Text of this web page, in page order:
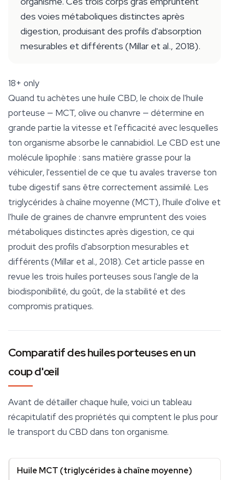
des voies métaboliques distinctes après
digestion, produisant des profils d'absorption
mesurables et différents (Millar et al., 2018).
18+ only
Quand tu achètes une huile CBD, le choix de l'huile
porteuse — MCT, olive ou chanvre — détermine en
grande partie la vitesse et l'efficacité avec lesquelles
ton organisme absorbe le cannabidiol. Le CBD est une
molécule lipophile : sans matière grasse pour la
véhiculer, l'essentiel de ce que tu avales traverse ton
tube digestif sans être correctement assimilé. Les
triglycérides à chaîne moyenne (MCT), l'huile d'olive et
l'huile de graines de chanvre empruntent des voies
métaboliques distinctes après digestion, ce qui
produit des profils d'absorption mesurables et
différents (Millar et al., 2018). Cet article passe en
revue les trois huiles porteuses sous l'angle de la
biodisponibilité, du goût, de la stabilité et des
compromis pratiques.
Comparatif des huiles porteuses en un
coup d'œil
Avant de détailler chaque huile, voici un tableau
récapitulatif des propriétés qui comptent le plus pour
le transport du CBD dans ton organisme.
Huile MCT (triglycérides à chaîne moyenne)